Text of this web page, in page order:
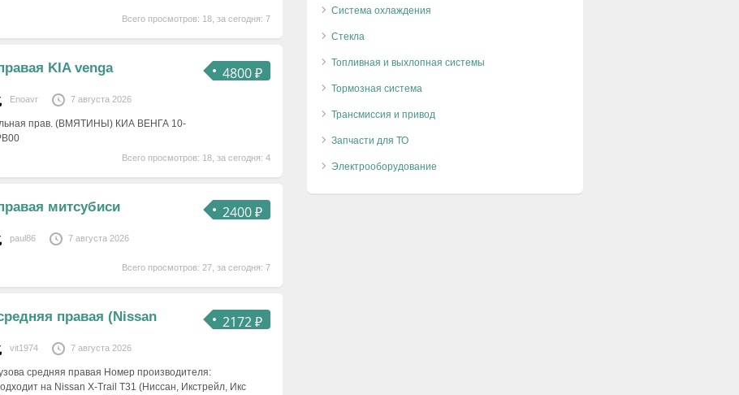
Всего просмотров: 18, за сегодня: 7
4800 ₽
KIA venga
Enoavr 7 августа 2026
прав. (ВМЯТИНЫ) КИА ВЕНГА 10-
Всего просмотров: 18, за сегодня: 4
2400 ₽
митсубиси
paul86 7 августа 2026
Всего просмотров: 27, за сегодня: 7
2172 ₽
правая (Nissan
vit1974 7 августа 2026
средняя правая Номер производителя:
на Nissan X-Trail T31 (Ниссан, Икстрейл, Икс
Система охлаждения
Стекла
Топливная и выхлопная системы
Тормозная система
Трансмиссия и привод
Запчасти для ТО
Электрооборудование